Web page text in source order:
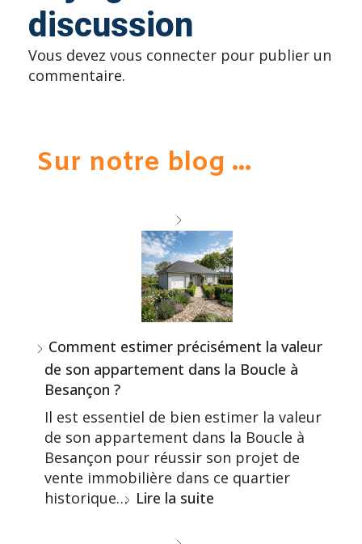
discussion
Vous devez vous connecter pour publier un
commentaire.
Sur notre blog ...
Comment estimer précisément la valeur
de son appartement dans la Boucle à
Besançon ?
Il est essentiel de bien estimer la valeur
de son appartement dans la Boucle à
Besançon pour réussir son projet de
vente immobilière dans ce quartier
historique… Lire la suite